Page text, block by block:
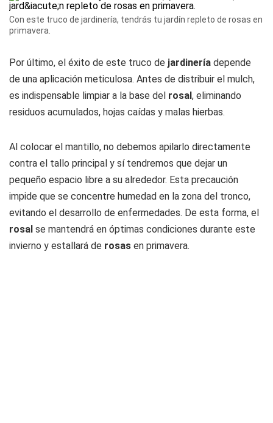
Con este truco de jardinería, tendrás tu jardín repleto de rosas en
primavera.
Por último, el éxito de este truco de jardinería depende
de una aplicación meticulosa. Antes de distribuir el mulch,
es indispensable limpiar a la base del rosal, eliminando
residuos acumulados, hojas caídas y malas hierbas.
Al colocar el mantillo, no debemos apilarlo directamente
contra el tallo principal y sí tendremos que dejar un
pequeño espacio libre a su alrededor. Esta precaución
impide que se concentre humedad en la zona del tronco,
evitando el desarrollo de enfermedades. De esta forma, el
rosal se mantendrá en óptimas condiciones durante este
invierno y estallará de rosas en primavera.